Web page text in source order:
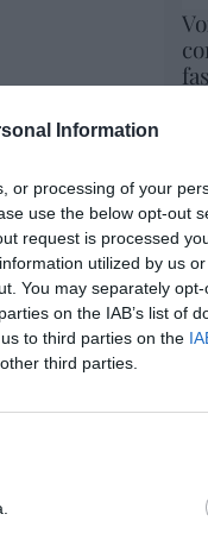
Information
or processing of your
use the below opt-out
request is processed
utilized by us
You may separately
on the IAB’s list of
to third parties on the
third parties.